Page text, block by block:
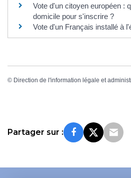
Vote d'un citoyen européen :
domicile pour s'inscrire ?
Vote d'un Français installé à
© Direction de l'information légale et
Partager sur :